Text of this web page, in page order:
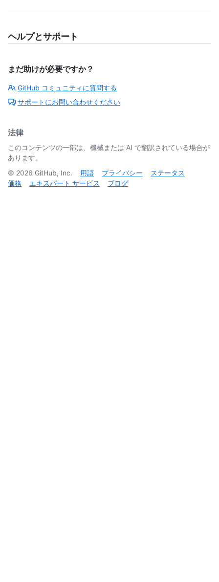
ヘルプとサポート
まだ助けが必要ですか？
GitHub コミュニティに質問する
サポートにお問い合わせください
法律
このコンテンツの一部は、機械または AI で翻訳されている場合が
あります。
© 2026 GitHub, Inc. 用語 プライバシー
ステータス
価格
エキスパート サービス ブログ